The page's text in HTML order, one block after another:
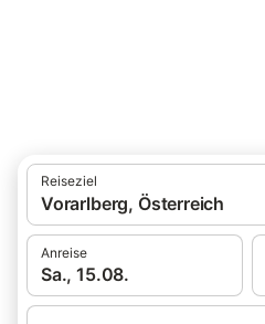
Reiseziel
Vorarlberg, Österreich
Anreise
Sa., 15.08.